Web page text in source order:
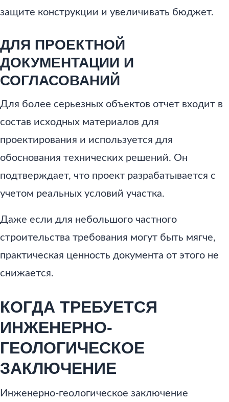
защите конструкции и увеличивать бюджет.
ДЛЯ ПРОЕКТНОЙ
ДОКУМЕНТАЦИИ И
СОГЛАСОВАНИЙ
Для более серьезных объектов отчет входит в
состав исходных материалов для
проектирования и используется для
обоснования технических решений. Он
подтверждает, что проект разрабатывается с
учетом реальных условий участка.
Даже если для небольшого частного
строительства требования могут быть мягче,
практическая ценность документа от этого не
снижается.
КОГДА ТРЕБУЕТСЯ
ИНЖЕНЕРНО-
ГЕОЛОГИЧЕСКОЕ
ЗАКЛЮЧЕНИЕ
Инженерно-геологическое заключение